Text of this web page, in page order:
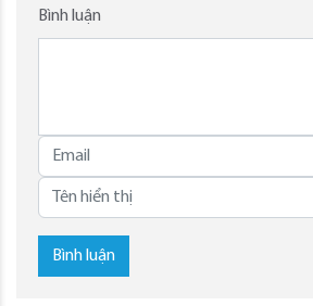
Bình luận
Bình luận